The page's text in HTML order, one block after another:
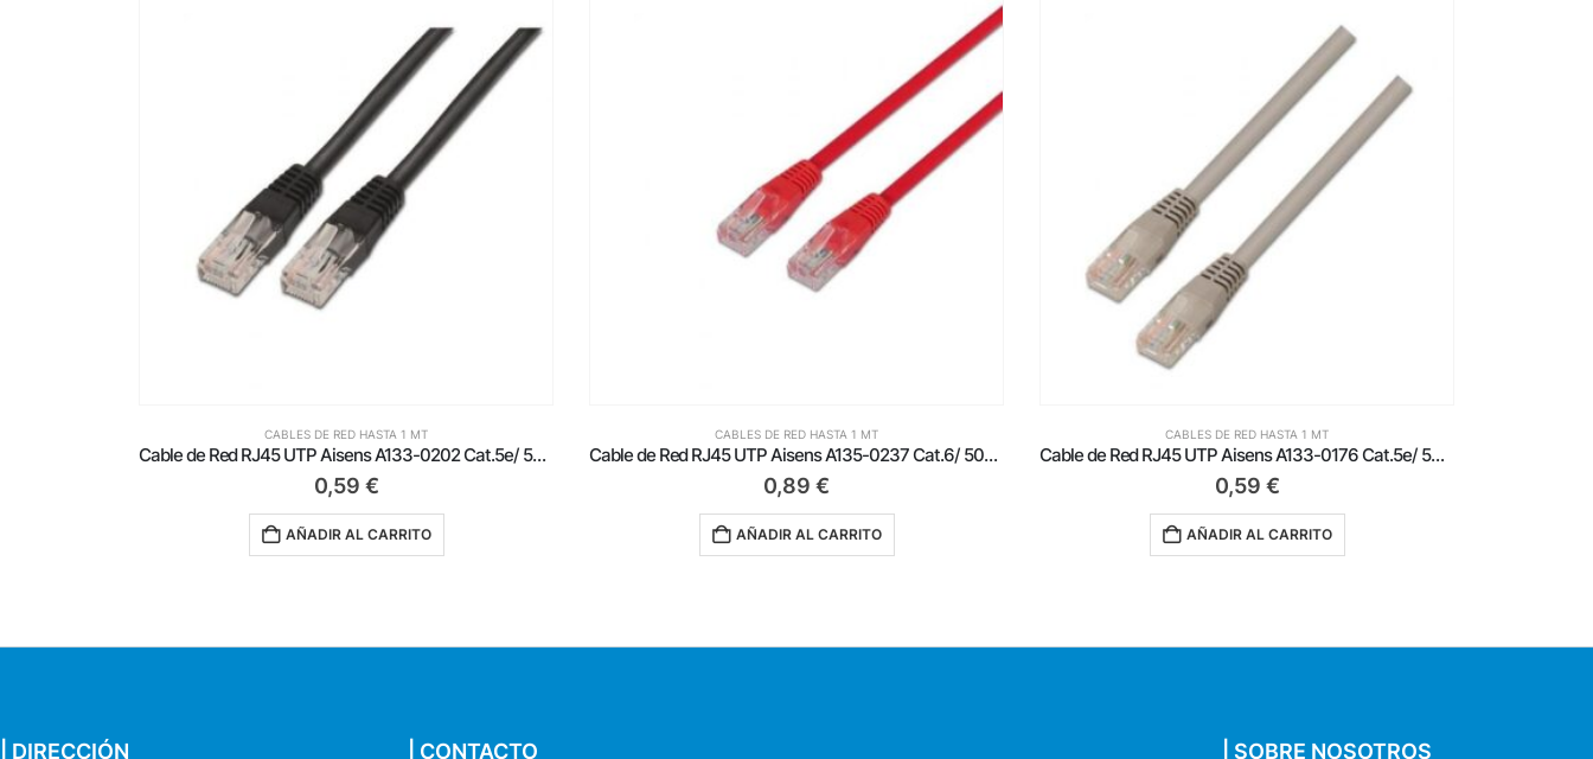
Cable de Red RJ45 UTP Aisens A133-0202 Cat.5e/ 50cm/ Negro
CABLES DE RED HASTA 1 MT
Cable de Red RJ45 UTP Aisens A135-0237 Cat.6/ 50cm/ Rojo
0,89
AÑADIR AL CARRITO
CABLES DE RED HASTA 1 MT
Cable de Red RJ45 UTP Aisens A133-0176 Cat.5e/ 50cm/ Gris
0,59
AÑADIR AL CARRITO
CABLES DE RED HASTA 1 MT
0,59
AÑADIR AL CARRITO
| DIRECCIÓN | CONTACTO | SOBRE NOSOTROS